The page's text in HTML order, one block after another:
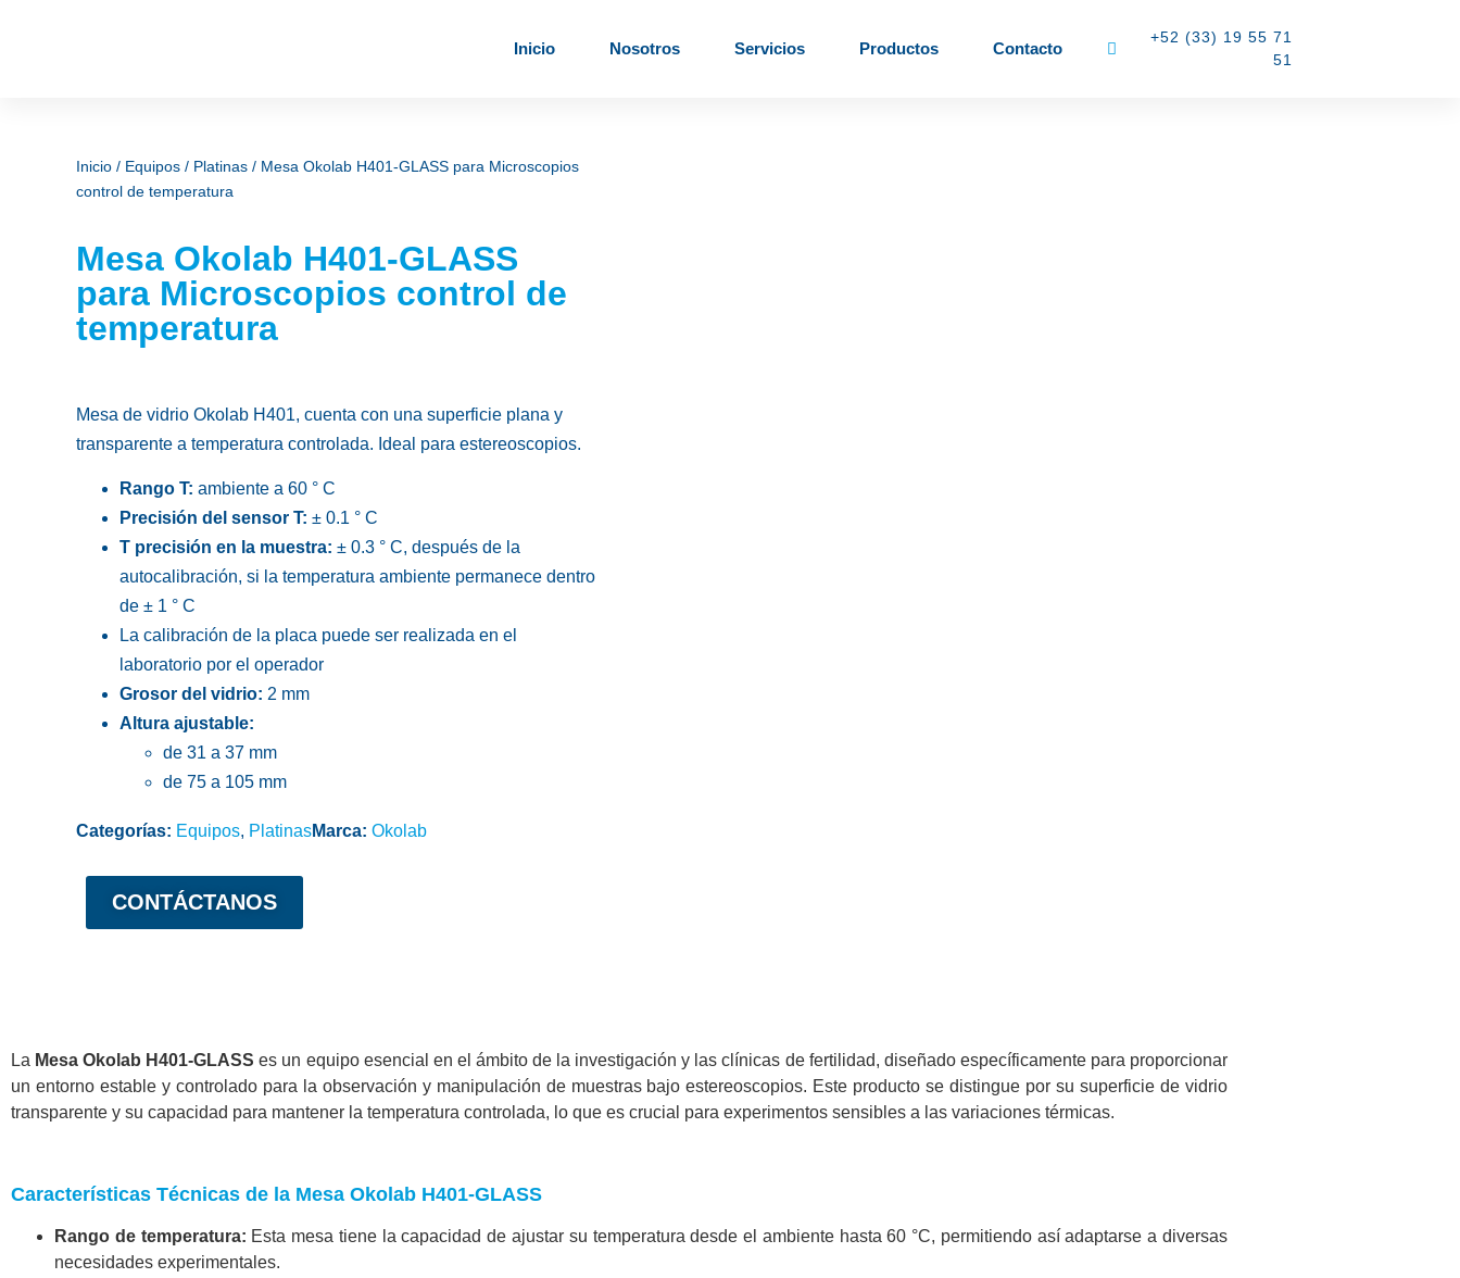
Inicio Nosotros Servicios Productos Contacto
+52 (33) 19 55 71
51
Inicio / Equipos / Platinas / Mesa Okolab H401-GLASS para Microscopios
control de temperatura
Mesa Okolab H401-GLASS
para Microscopios control de
temperatura
Mesa de vidrio Okolab H401, cuenta con una superficie plana y
transparente a temperatura controlada. Ideal para estereoscopios.
Rango T: ambiente a 60 ° C
Precisión del sensor T: ± 0.1 ° C
T precisión en la muestra: ± 0.3 ° C, después de la
autocalibración, si la temperatura ambiente permanece dentro
de ± 1 ° C
La calibración de la placa puede ser realizada en el
laboratorio por el operador
Grosor del vidrio: 2 mm
Altura ajustable:
de 31 a 37 mm
de 75 a 105 mm
Categorías: Equipos, PlatinasMarca: Okolab
CONTÁCTANOS
La Mesa Okolab H401-GLASS es un equipo esencial en el ámbito de la investigación y las clínicas de fertilidad, diseñado específicamente para proporcionar
un entorno estable y controlado para la observación y manipulación de muestras bajo estereoscopios. Este producto se distingue por su superficie de vidrio
transparente y su capacidad para mantener la temperatura controlada, lo que es crucial para experimentos sensibles a las variaciones térmicas.
Características Técnicas de la Mesa Okolab H401-GLASS
Rango de temperatura: Esta mesa tiene la capacidad de ajustar su temperatura desde el ambiente hasta 60 °C, permitiendo así adaptarse a diversas
necesidades experimentales.